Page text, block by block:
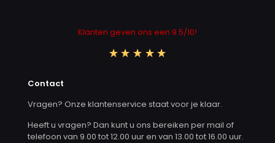
Klanten geven ons een 9.5/10!
Contact
Vragen? Onze klantenservice staat voor je klaar.
Heeft u vragen? Dan kunt u ons bereiken per mail of
telefoon van 9.00 tot 12.00 uur en van 13.00 tot 16.00 uur.